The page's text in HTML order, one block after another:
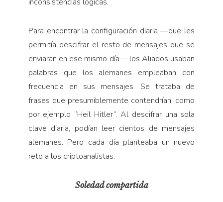
Para encontrar la configuración diaria —que les
permitía descifrar el resto de mensajes que se
enviaran en ese mismo día— los Aliados usaban
palabras que los alemanes empleaban con
frecuencia en sus mensajes. Se trataba de
frases que presumiblemente contendrían, como
por ejemplo “Heil Hitler”. Al descifrar una sola
clave diaria, podían leer cientos de mensajes
alemanes. Pero cada día planteaba un nuevo
reto a los criptoanalistas.
Soledad compartida